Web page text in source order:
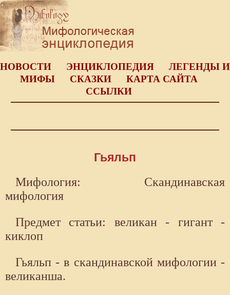
НОВОСТИ ЭНЦИКЛОПЕДИЯ
ЛЕГЕНДЫ И
МИФЫ
СКАЗКИ
КАРТА САЙТА
ССЫЛКИ
Гьяльп
Мифология: Скандинавская
мифология
Предмет статьи: великан - гигант -
киклоп
Гьяльп - в скандинавской мифологии -
великанша.